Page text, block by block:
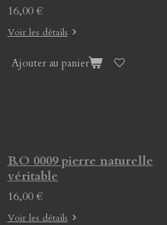
16,00 €
Voir les détails
Ajouter au panier
B.O 0009 pierre naturelle
véritable
16,00 €
Voir les détails